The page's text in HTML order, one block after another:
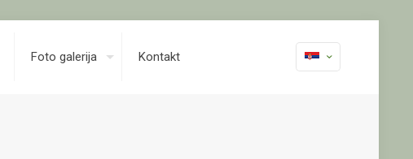
Foto galerija Kontakt